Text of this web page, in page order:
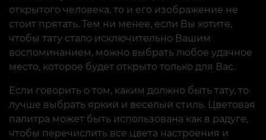
открытого человека, то и его изображение не
стоит прятать. Тем ни менее, если Вы хотите,
чтобы тату стало исключительно Вашим
воспоминанием, можно выбрать любое удачное
место, которое будет открыто только для Вас.
Если говорить о том, каким должно быть тату, то
лучше выбрать яркий и веселый стиль. Цветовая
палитра может быть использована как в радуге,
чтобы перечислить все цвета настроения и